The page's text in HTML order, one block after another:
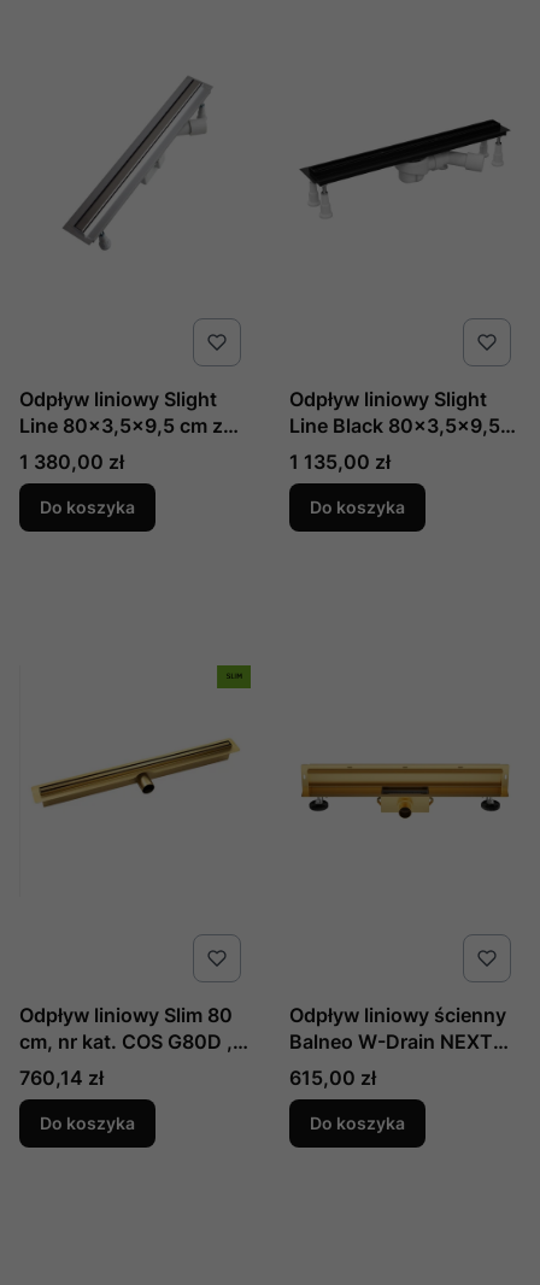
Odpływ liniowy Slight
Line 80x3,5x9,5 cm z
maskownicą Slight-
Steel, produkcji
Schedline, nr kat.:
SOLSL-80035
Cena
1 380,00 zł
Do koszyka
Odpływ liniowy Slight
Line Black 80x3,5x9,5
cm z maskownicą Slight-
Plate Black, produkcji
Schedline, nr kat.:
SOLBPL-80035
Cena
1 135,00 zł
Do koszyka
Odpływ liniowy Slim 80
cm, nr kat. COS G80D ,
producent Laveo
Cena
760,14 zł
Do koszyka
Odpływ liniowy ścienny
Balneo W-Drain NEXT
2w1 80 cm złoty
dwustronny
5905591096232
Cena
615,00 zł
Do koszyka